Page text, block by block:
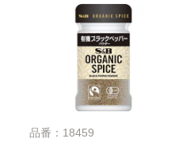
品番：18459